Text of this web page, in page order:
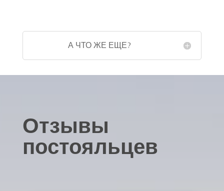
А ЧТО ЖЕ ЕЩЕ?
Отзывы
постояльцев